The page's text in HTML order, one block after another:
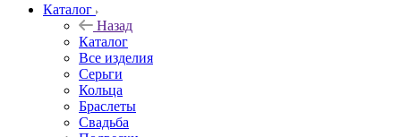
Каталог
Назад
Каталог
Все изделия
Серьги
Кольца
Браслеты
Свадьба